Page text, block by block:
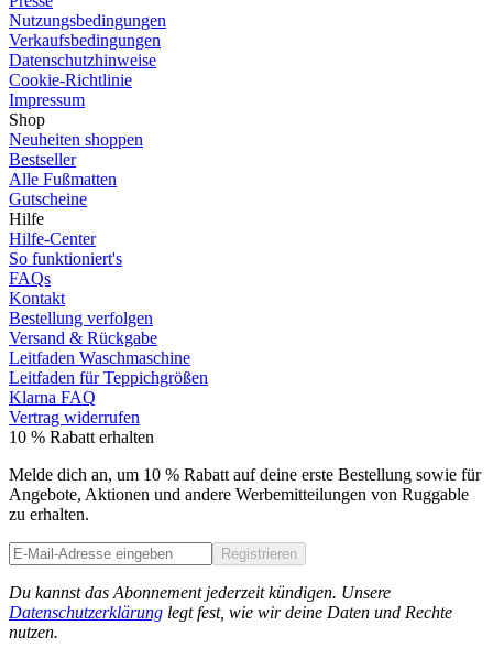
Nutzungsbedingungen
Verkaufsbedingungen
Datenschutzhinweise
Cookie-Richtlinie
Impressum
Shop
Neuheiten shoppen
Bestseller
Alle Fußmatten
Gutscheine
Hilfe
Hilfe-Center
So funktioniert's
FAQs
Kontakt
Bestellung verfolgen
Versand & Rückgabe
Leitfaden Waschmaschine
Leitfaden für Teppichgrößen
Klarna FAQ
Vertrag widerrufen
10 % Rabatt erhalten
Melde dich an, um 10 % Rabatt auf deine erste Bestellung sowie für
Angebote, Aktionen und andere Werbemitteilungen von Ruggable
zu erhalten.
Registrieren
Du kannst das Abonnement jederzeit kündigen. Unsere
Datenschutzerklärung legt fest, wie wir deine Daten und Rechte
nutzen.